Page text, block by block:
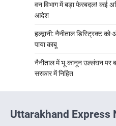
वन विभाग में बड़ा फेरबदल! कई
आदेश
हल्द्वानी: नैनीताल डिस्ट्रिक्ट
पाया काबू
नैनीताल में भू-कानून उल्लंघन पर
सरकार में निहित
Uttarakhand Express